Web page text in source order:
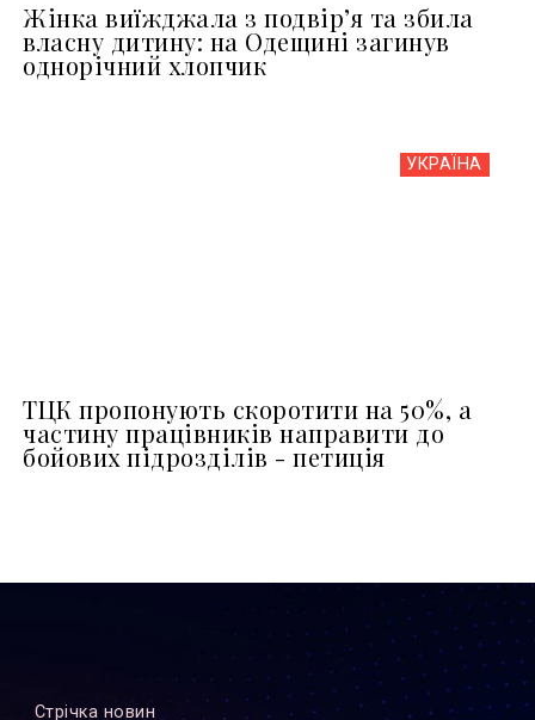
Жінка виїжджала з подвір’я та збила
власну дитину: на Одещині загинув
однорічний хлопчик
УКРАЇНА
ТЦК пропонують скоротити на 50%, а
частину працівників направити до
бойових підрозділів - петиція
Стрiчка новин